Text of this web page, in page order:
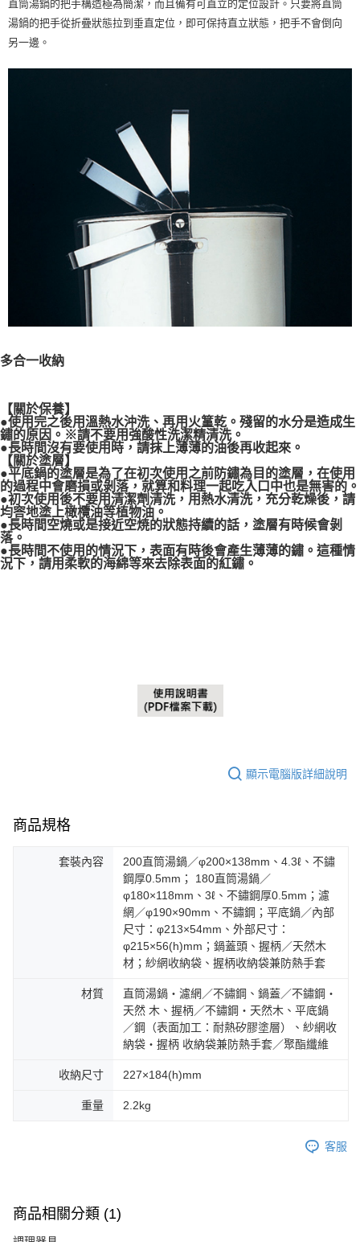
直筒湯鍋的把手構造極為簡潔，而且備有可直立的定位設計。只要將直筒
湯鍋的把手從折疊狀態拉到垂直定位，即可保持直立狀態，把手不會倒向
另一邊。
多合一收納
【關於保養】
●使用完之後用溫熱水沖洗、再用火䈽乾。殘留的水分是造成生
鏽的原因。※請不要用強酸性洗潔精清洗。
●長時間沒有要使用時，請抹上薄薄的油後再收起來。
【關於塗層】
●平底鍋的塗層是為了在初次使用之前防鏽為目的塗層，在使用
的過程中會磨損或剝落，就算和料理一起吃入口中也是無害的。
●初次使用後不要用清潔劑清洗，用熱水清洗，充分乾燥後，請
均䆟地塗上橄欖油等植物油。
●長時間空燒或是接近空焼的狀態持續的話，塗層有時候會剝
落。
●長時間不使用的情況下，表面有時後會產生薄薄的鏽。這種情
況下，請用柔軟的海綿等來去除表面的紅鏽。
顯示電腦版詳細說明
商品規格
套裝內容
200直筒湯鍋／φ200×138mm、4.3ℓ、不鏽
鋼厚0.5mm； 180直筒湯鍋／
φ180×118mm、3ℓ、不鏽鋼厚0.5mm；濾
網／φ190×90mm、不鏽鋼；平底鍋／內部
尺寸：φ213×54mm、外部尺寸：
φ215×56(h)mm；鍋蓋頭、握柄／天然木
材；紗網收納袋、握柄收納袋兼防熱手套
材質
直筒湯鍋・濾網／不鏽鋼、鍋蓋／不鏽鋼・
天然 木、握柄／不鏽鋼・天然木、平底鍋
／鋼（表面加工：耐熱矽膠塗層）、紗網收
納袋・握柄 收納袋兼防熱手套／聚酯纖維
收納尺寸 227×184(h)mm
重量 2.2kg
客服
商品相關分類 (1)